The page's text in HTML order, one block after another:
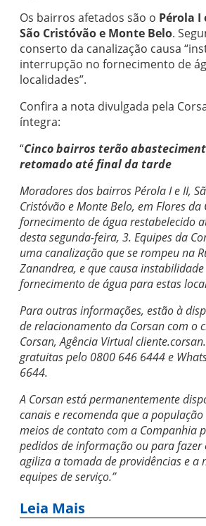
Os bairros afetados são o Pérola I
São Cristóvão e Monte Belo.
conserto da canalização causa
interrupção no fornecimento de
localidades”.
Confira a nota divulgada pela
íntegra:
“Cinco bairros terão
retomado até final da tarde
Moradores dos bairros Pérola I e II,
Cristóvão e Monte Belo, em Flores
fornecimento de água restabelecido
desta segunda-feira, 3. Equipes da
uma canalização que se rompeu na
Zanandrea, e que causa
fornecimento de água para estas
Para outras informações, estão à
de relacionamento da Corsan com o
Corsan, Agência Virtual
gratuitas pelo 0800 646 6444 e
6644.
A Corsan está permanentemente
canais e recomenda que a população
meios de contato com a Companhia
pedidos de informação ou para fazer
agiliza a tomada de providências e a
equipes de serviço.”
Leia Mais